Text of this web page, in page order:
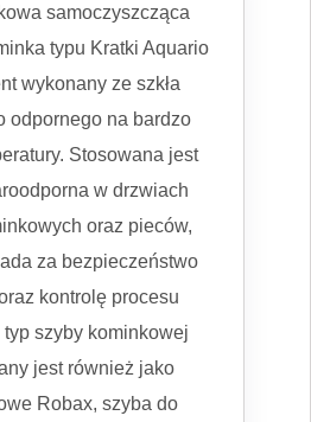
samoczyszcząca
typu Kratki Aquario
wykonany ze szkła
odpornego na bardzo
Stosowana jest
w drzwiach
oraz pieców,
za bezpieczeństwo
kontrolę procesu
szyby kominkowej
jest również jako
Robax, szyba do